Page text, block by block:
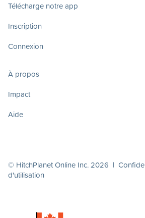
Télécharge notre app
Inscription
Connexion
À propos
Impact
Aide
© HitchPlanet Online Inc. 2026 |
d'utilisation